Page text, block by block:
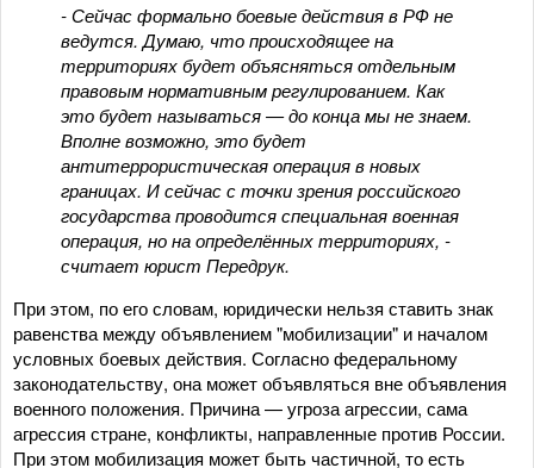
- Сейчас формально боевые действия в РФ не
ведутся. Думаю, что происходящее на
территориях будет объясняться отдельным
правовым нормативным регулированием. Как
это будет называться — до конца мы не знаем.
Вполне возможно, это будет
антитеррористическая операция в новых
границах. И сейчас с точки зрения российского
государства проводится специальная военная
операция, но на определённых территориях, -
считает юрист Передрук.
При этом, по его словам, юридически нельзя ставить знак
равенства между объявлением "мобилизации" и началом
условных боевых действия. Согласно федеральному
законодательству, она может объявляться вне объявления
военного положения. Причина — угроза агрессии, сама
агрессия стране, конфликты, направленные против России.
При этом мобилизация может быть частичной, то есть